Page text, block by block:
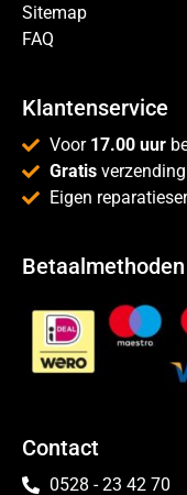
Sitemap
FAQ
Klantenservice
Voor 17.00 uur
Gratis
Eigen
Betaalmethoden
Contact
0528 - 23 42 70